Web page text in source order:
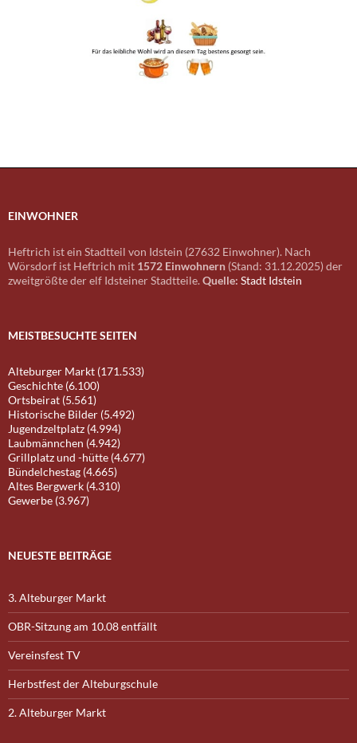
EINWOHNER
Heftrich ist ein Stadtteil von Idstein (27632 Einwohner). Nach
Wörsdorf ist Heftrich mit 1572 Einwohnern (Stand: 31.12.2025) der
zweitgrößte der elf Idsteiner Stadtteile. Quelle: Stadt Idstein
MEISTBESUCHTE SEITEN
Alteburger Markt (171.533)
Geschichte (6.100)
Ortsbeirat (5.561)
Historische Bilder (5.492)
Jugendzeltplatz (4.994)
Laubmännchen (4.942)
Grillplatz und -hütte (4.677)
Bündelchestag (4.665)
Altes Bergwerk (4.310)
Gewerbe (3.967)
NEUESTE BEITRÄGE
3. Alteburger Markt
OBR-Sitzung am 10.08 entfällt
Vereinsfest TV
Herbstfest der Alteburgschule
2. Alteburger Markt